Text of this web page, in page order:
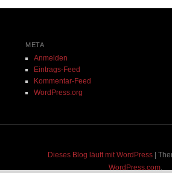
META
Anmelden
Eintrags-Feed
Kommentar-Feed
WordPress.org
Dieses Blog läuft mit WordPress
WordPress.com.